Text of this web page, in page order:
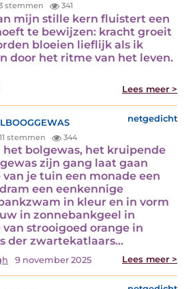
stemmen 341
mijn stille kern fluistert een
te bewijzen: kracht groeit
bloeien lieflijk als ik
door het ritme van het leven.
Lees meer >
netgedicht
stemmen 344
het bolgewas, het kruipende
zijn gang laat gaan
je tuin een monade een
een eenkennige
in kleur en in vorm
in zonnebankgeel in
strooigoed orange in
der zwartekatlaars…
9 november 2025 Lees meer >